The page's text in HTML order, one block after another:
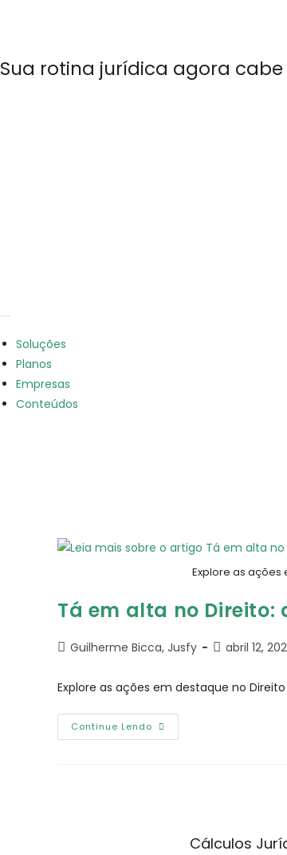
Sua rotina jurídica agora cabe
Soluções
Planos
Empresas
Conteúdos
Explore as
Tá em alta no
Guilherme Bicca, Jusfy abril 12,
Explore as ações em destaque no
Continue Lendo
Cálculos